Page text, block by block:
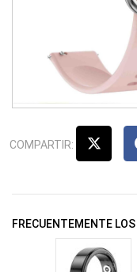
COMPARTIR:
FRECUENTEMENTE